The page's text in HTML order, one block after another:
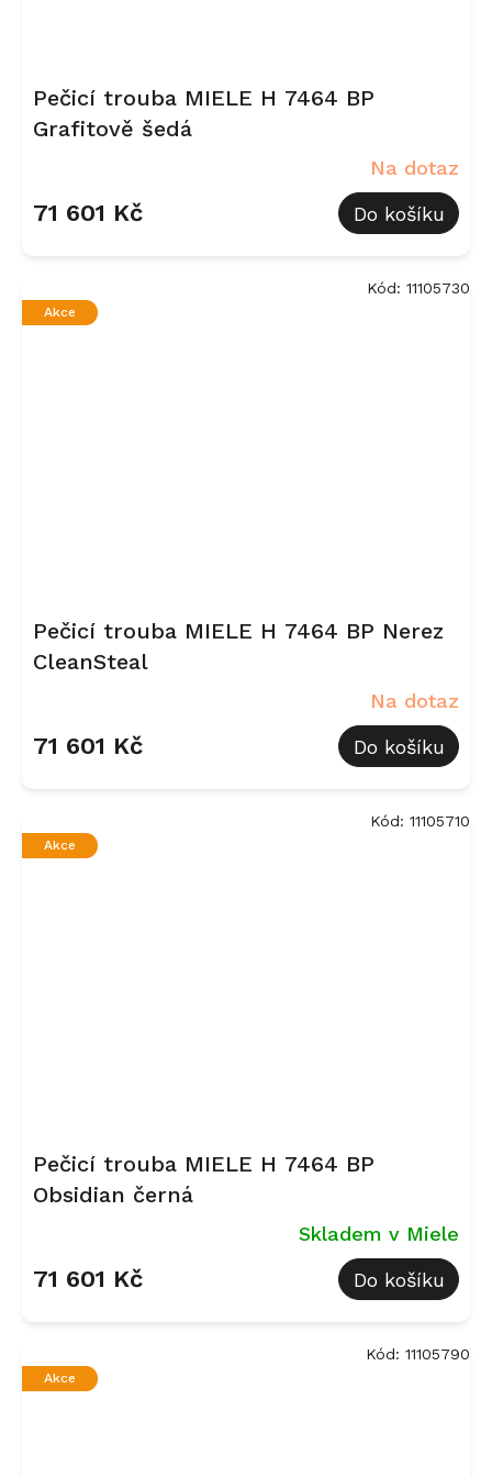
Pečicí trouba MIELE H 7464 BP
Grafitově šedá
Na dotaz
71 601 Kč Do košíku
Akce
Pečicí trouba MIELE H 7464 BP Nerez
CleanSteal
Na dotaz
71 601 Kč Do košíku
Kód: 11105730
Akce
Pečicí trouba MIELE H 7464 BP
Obsidian černá
Skladem v Miele
71 601 Kč Do košíku
Kód: 11105710
Akce
Kód: 11105790